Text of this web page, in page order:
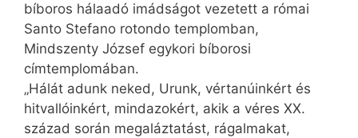
bíboros hálaadó imádságot vezetett a római
Santo Stefano rotondo templomban,
Mindszenty József egykori bíborosi
címtemplomában.
„Hálát adunk neked, Urunk, vértanúinkért és
hitvallóinkért, mindazokért, akik a véres XX.
század során megaláztatást, rágalmakat,